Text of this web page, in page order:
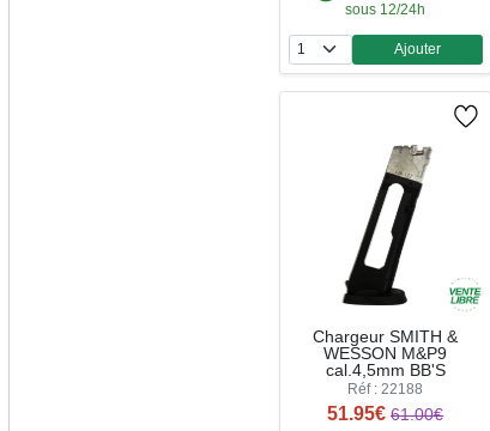
sous 12/24h
Quantité
Ajouter
Chargeur SMITH &
WESSON M&P9
cal.4,5mm BB'S
Réf : 22188
51.95€ 61.00€